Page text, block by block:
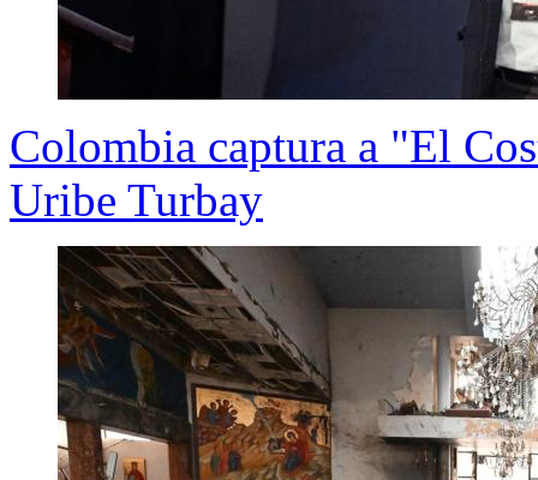
Colombia captura a "El
Uribe Turbay